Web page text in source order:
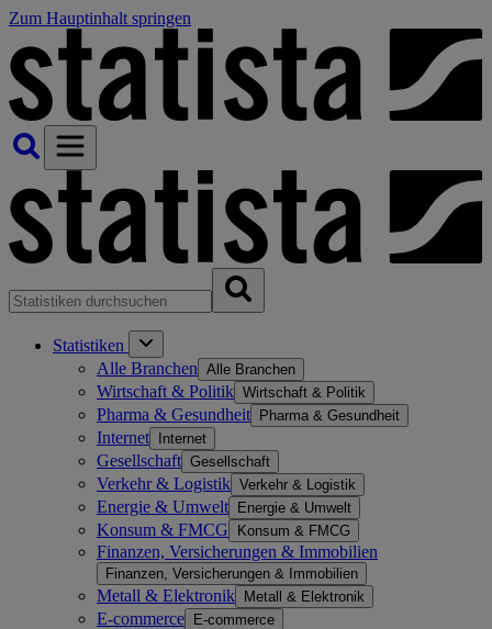
Zum Hauptinhalt springen
Statistiken
Alle Branchen Alle Branchen
Wirtschaft & Politik Wirtschaft & Politik
Pharma & Gesundheit Pharma & Gesundheit
Internet Internet
Gesellschaft Gesellschaft
Verkehr & Logistik Verkehr & Logistik
Energie & Umwelt Energie & Umwelt
Konsum & FMCG Konsum & FMCG
Finanzen, Versicherungen & Immobilien
Finanzen, Versicherungen & Immobilien
Metall & Elektronik Metall & Elektronik
E-commerce E-commerce